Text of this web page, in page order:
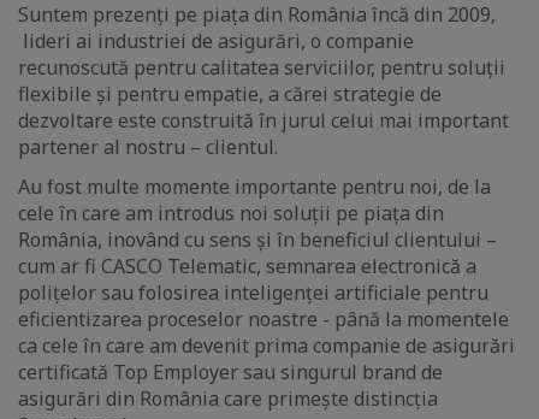
Suntem prezenți pe piața din România încă din 2009,
lideri ai industriei de asigurări, o companie
recunoscută pentru calitatea serviciilor, pentru soluții
flexibile și pentru empatie, a cărei strategie de
dezvoltare este construită în jurul celui mai important
partener al nostru – clientul.
Au fost multe momente importante pentru noi, de la
cele în care am introdus noi soluții pe piața din
România, inovând cu sens și în beneficiul clientului –
cum ar fi CASCO Telematic, semnarea electronică a
polițelor sau folosirea inteligenței artificiale pentru
eficientizarea proceselor noastre - până la momentele
ca cele în care am devenit prima companie de asigurări
certificată Top Employer sau singurul brand de
asigurări din România care primește distincția